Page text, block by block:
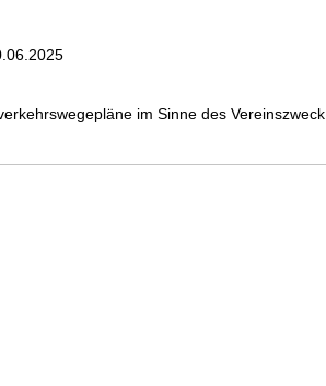
im Sinne des Vereinszweck.